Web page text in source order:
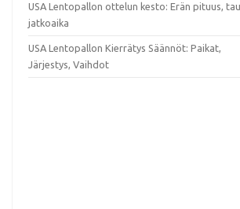
USA Lentopallon ottelun kesto: Erän pituus,
jatkoaika
USA Lentopallon Kierrätys Säännöt: Paikat,
Järjestys, Vaihdot